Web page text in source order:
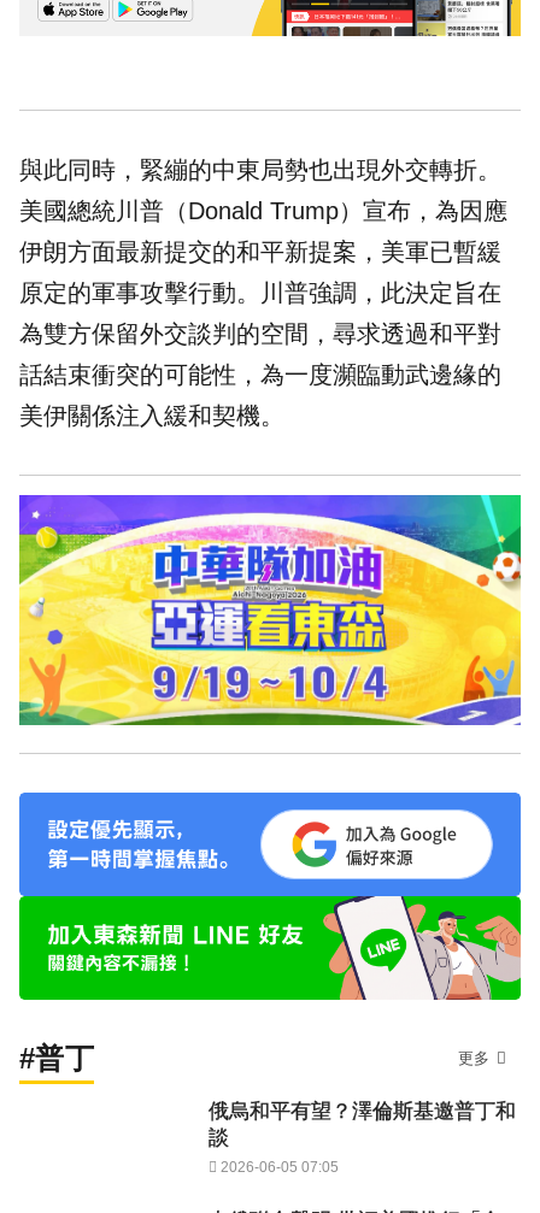
與此同時，緊繃的中東局勢也出現外交轉折。
美國總統川普（Donald Trump）宣布，為因應
伊朗方面最新提交的和平新提案，美軍已暫緩
原定的軍事攻擊行動。川普強調，此決定旨在
為雙方保留外交談判的空間，尋求透過和平對
話結束衝突的可能性，為一度瀕臨動武邊緣的
美伊關係注入緩和契機。
#普丁 更多
俄烏和平有望？澤倫斯基邀普丁和
談
2026-06-05 07:05